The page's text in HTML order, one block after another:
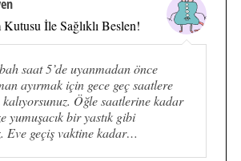
İle Sağlıklı Beslen!
saat 5’de uyanmadan önce
ayırmak için gece geç saatlere
Öğle saatlerine kadar
yumuşacık bir yastık gibi
Eve geçiş vaktine kadar…